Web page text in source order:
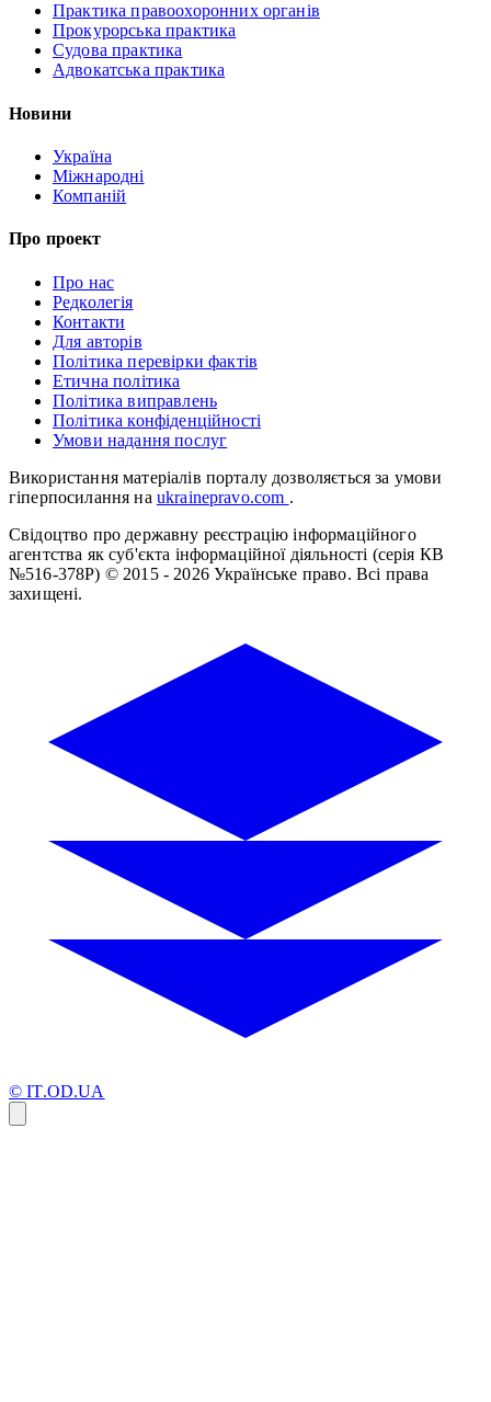
Практика правоохоронних органів
Прокурорська практика
Судова практика
Адвокатська практика
Новини
Україна
Міжнародні
Компаній
Про проект
Про нас
Редколегія
Контакти
Для авторів
Політика перевірки фактів
Етична політика
Політика виправлень
Політика конфіденційності
Умови надання послуг
Використання матеріалів порталу дозволяється за умови
гіперпосилання на ukrainepravo.com .
Свідоцтво про державну реєстрацію інформаційного
агентства як суб'єкта інформаційної діяльності (серія КВ
№516-378Р) © 2015 - 2026 Українське право. Всі права
захищені.
© IT.OD.UA